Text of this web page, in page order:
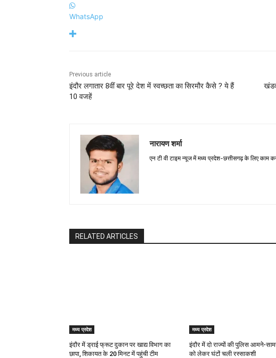
WhatsApp
Previous article
इंदौर लगातार 8वीं बार पूरे देश में स्वच्छता का सिरमौर कैसे ? ये हैं
10 वजहें
नारायण शर्मा
एन टी वी टाइम न्यूज में मध्य प्रदेश-छत्तीसगढ़ के लिए काम
RELATED ARTICLES
मध्य प्रदेश
इंदौर में ड्राई फ्रूट दुकान पर खाद्य विभाग का
छापा, शिकायत के 20 मिनट में पहुंची टीम
मध्य प्रदेश
इंदौर में दो राज्यों की पुलिस आमने-
को लेकर घंटों चली रस्साकशी